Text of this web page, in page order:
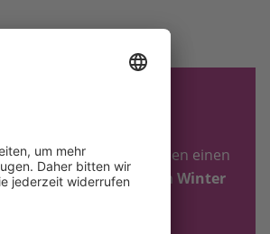
den saftigen Tundrawiesen einen
sich Rentiere im Winter